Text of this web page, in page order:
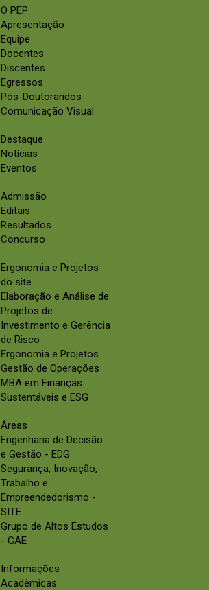
O PEP
Apresentação
Equipe
Docentes
Discentes
Egressos
Pós-Doutorandos
Comunicação Visual
Destaque
Notícias
Eventos
Admissão
Editais
Resultados
Concurso
Ergonomia e Projetos
do site
Elaboração e Análise de
Projetos de
Investimento e Gerência
de Risco
Ergonomia e Projetos
Gestão de Operações
MBA em Finanças
Sustentáveis e ESG
Áreas
Engenharia de Decisão
e Gestão - EDG
Segurança, Inovação,
Trabalho e
Empreendedorismo -
SITE
Grupo de Altos Estudos
- GAE
Informações
Acadêmicas